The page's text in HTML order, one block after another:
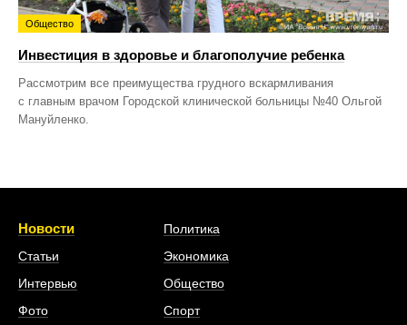
Общество
Инвестиция в здоровье и благополучие ребенка
Рассмотрим все преимущества грудного вскармливания
с главным врачом Городской клинической больницы №40 Ольгой
Мануйленко.
Новости
Статьи
Интервью
Фото
Политика
Экономика
Общество
Спорт